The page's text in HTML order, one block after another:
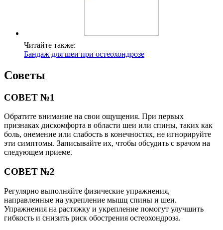
Читайте также:
Бандаж для шеи при остеохондрозе
Советы
СОВЕТ №1
Обратите внимание на свои ощущения. При первых
признаках дискомфорта в области шеи или спины, таких как
боль, онемение или слабость в конечностях, не игнорируйте
эти симптомы. Записывайте их, чтобы обсудить с врачом на
следующем приеме.
СОВЕТ №2
Регулярно выполняйте физические упражнения,
направленные на укрепление мышц спины и шеи.
Упражнения на растяжку и укрепление помогут улучшить
гибкость и снизить риск обострения остеохондроза.